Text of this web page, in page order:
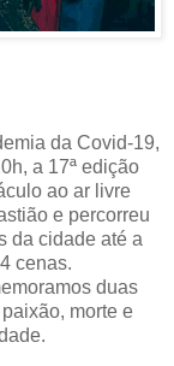
da Covid-19,
a 17ª edição
ao ar livre
e percorreu
da cidade até a
cenas.
duas
morte e